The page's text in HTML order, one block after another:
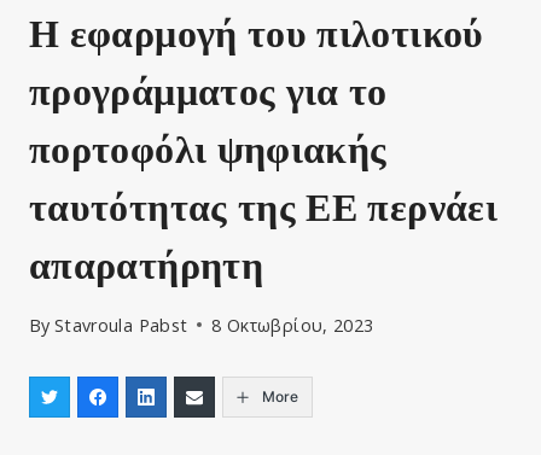
Η εφαρμογή του πιλοτικού
προγράμματος για το
πορτοφόλι ψηφιακής
ταυτότητας της ΕΕ περνάει
απαρατήρητη
By Stavroula Pabst 8 Οκτωβρίου, 2023
More